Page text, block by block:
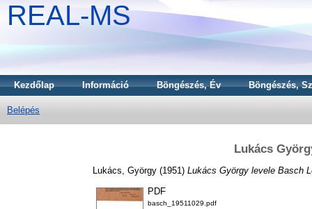
REAL-MS
Kezdőlap Információ Böngészés, Év Böngészés,
Belépés
Lukács
Lukács, György (1951) Lukács György levele Basch
PDF
basch_19511029.pdf